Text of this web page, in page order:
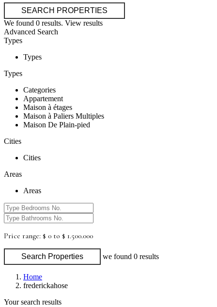
We found 0 results. View results
Advanced Search
Types
Types
Types
Categories
Appartement
Maison à étages
Maison à Paliers Multiples
Maison De Plain-pied
Cities
Cities
Areas
Areas
Price range: $ 0 to $ 1.500.000
Search Properties we found 0 results
Home
frederickahose
Your search results